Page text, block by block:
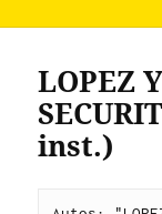
LOPEZ
inst.)